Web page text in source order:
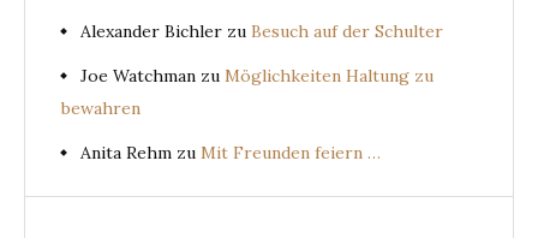
Alexander Bichler zu Besuch auf der Schulter
Joe Watchman zu Möglichkeiten Haltung zu
bewahren
Anita Rehm zu Mit Freunden feiern …